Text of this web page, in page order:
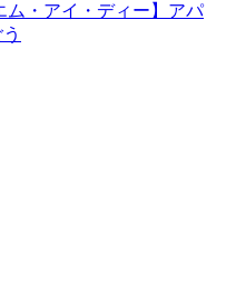
ム・アイ・ディー】アパ